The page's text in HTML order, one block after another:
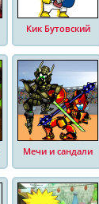
Кик Бутовский
Мечи и сандали